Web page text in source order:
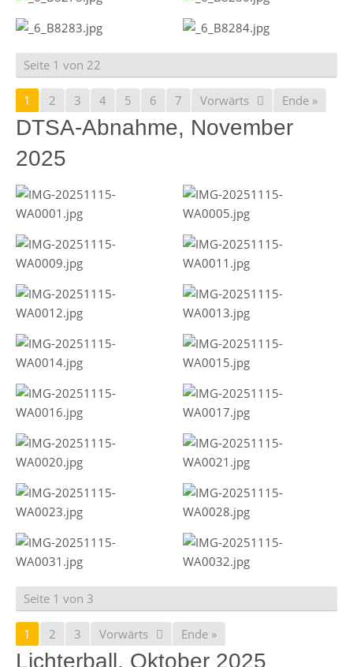
Seite 1 von 22
1 2 3 4 5 6 7 Vorwärts Ende »
DTSA-Abnahme, November
2025
Seite 1 von 3
1 2 3 Vorwärts Ende »
Lichterball, Oktober 2025